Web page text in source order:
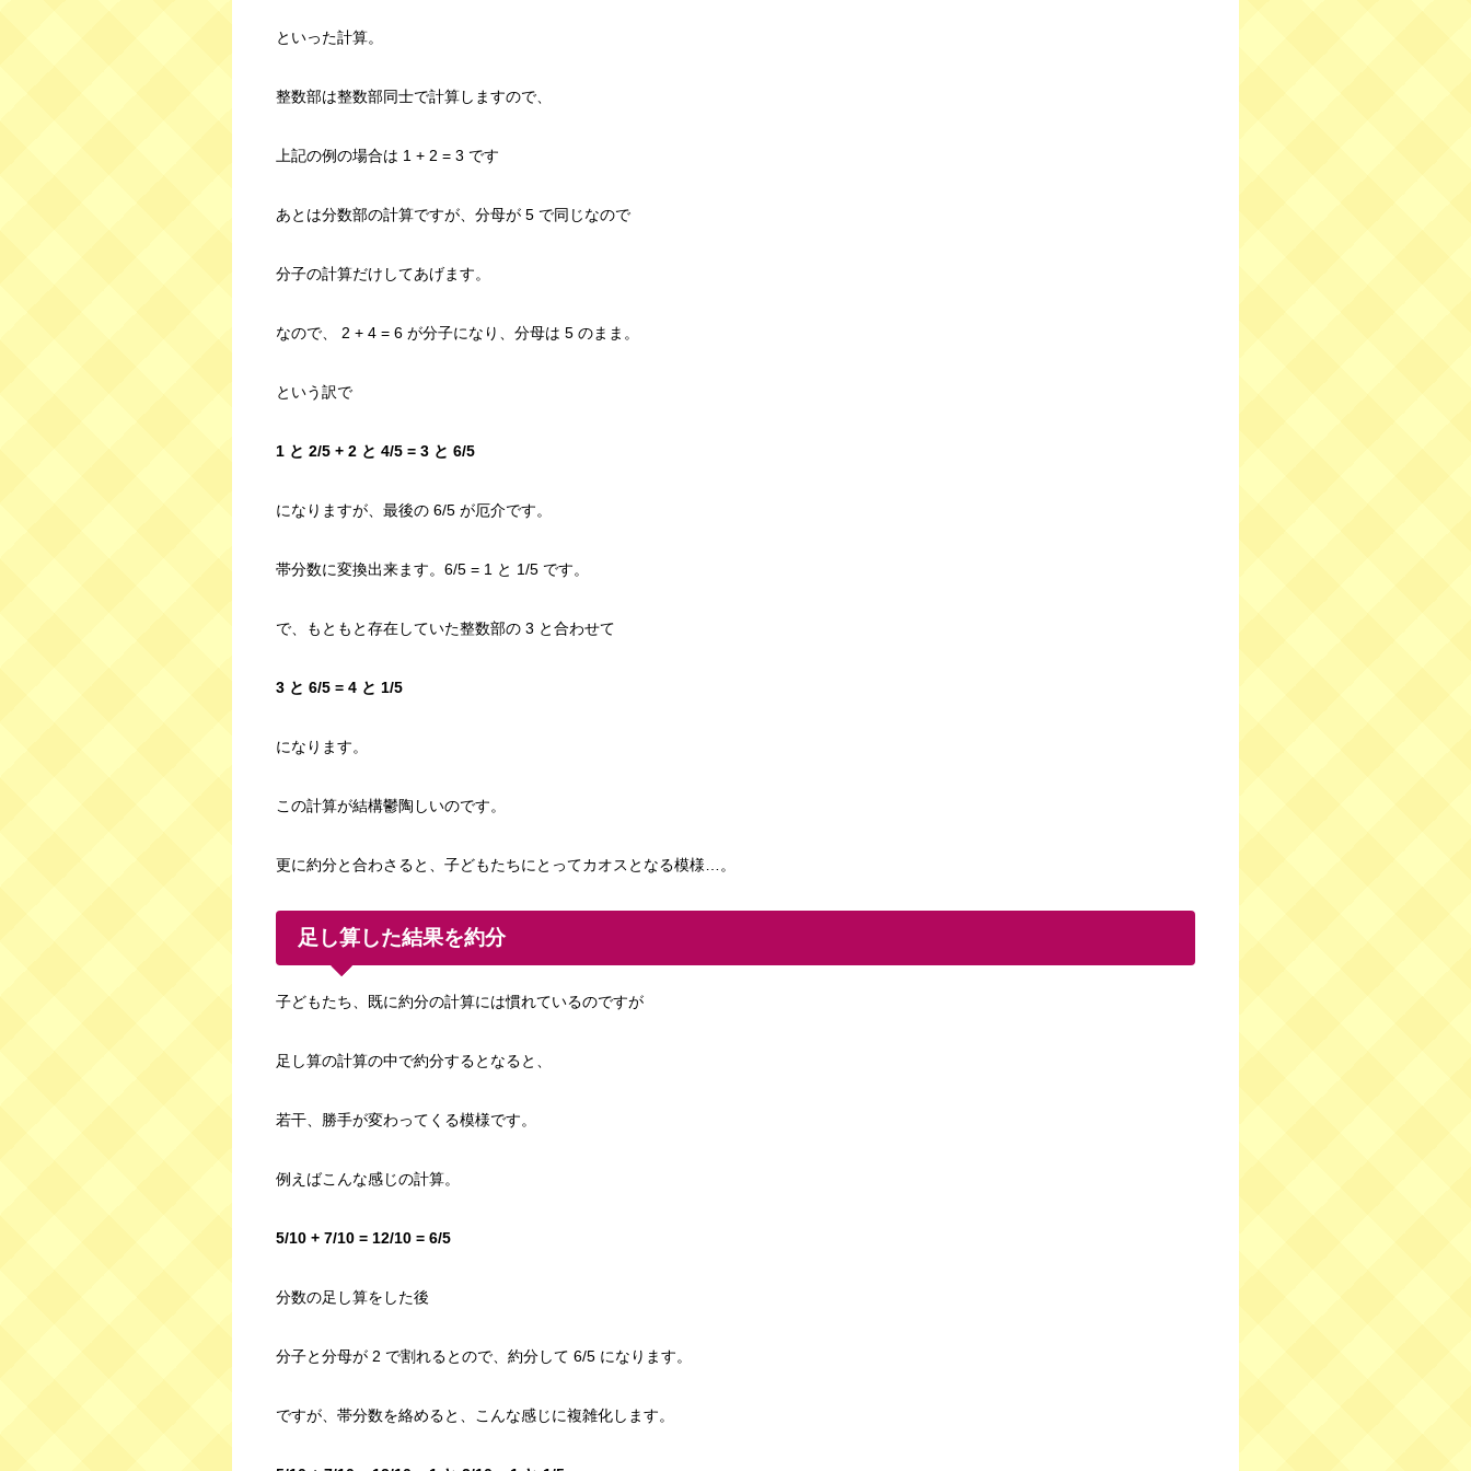
といった計算。
整数部は整数部同士で計算しますので、
上記の例の場合は 1 + 2 = 3 です
あとは分数部の計算ですが、分母が 5 で同じなので
分子の計算だけしてあげます。
なので、 2 + 4 = 6 が分子になり、分母は 5 のまま。
という訳で
1 と 2/5 + 2 と 4/5 = 3 と 6/5
になりますが、最後の 6/5 が厄介です。
帯分数に変換出来ます。6/5 = 1 と 1/5 です。
で、もともと存在していた整数部の 3 と合わせて
3 と 6/5 = 4 と 1/5
になります。
この計算が結構鬱陶しいのです。
更に約分と合わさると、子どもたちにとってカオスとなる模様…。
足し算した結果を約分
子どもたち、既に約分の計算には慣れているのですが
足し算の計算の中で約分するとなると、
若干、勝手が変わってくる模様です。
例えばこんな感じの計算。
5/10 + 7/10 = 12/10 = 6/5
分数の足し算をした後
分子と分母が 2 で割れるとので、約分して 6/5 になります。
ですが、帯分数を絡めると、こんな感じに複雑化します。